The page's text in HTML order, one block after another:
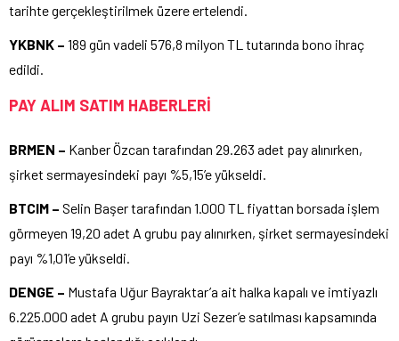
tarihte gerçekleştirilmek üzere ertelendi.
YKBNK – 189 gün vadeli 576,8 milyon TL tutarında bono ihraç
edildi.
PAY ALIM SATIM HABERLERİ
BRMEN – Kanber Özcan tarafından 29.263 adet pay alınırken,
şirket sermayesindeki payı %5,15’e yükseldi.
BTCIM – Selin Başer tarafından 1.000 TL fiyattan borsada işlem
görmeyen 19,20 adet A grubu pay alınırken, şirket sermayesindeki
payı %1,01’e yükseldi.
DENGE – Mustafa Uğur Bayraktar’a ait halka kapalı ve imtiyazlı
6.225.000 adet A grubu payın Uzi Sezer’e satılması kapsamında